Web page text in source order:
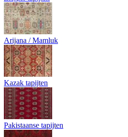
Arijana / Mamluk
Kazak tapijten
Pakistaanse tapijten